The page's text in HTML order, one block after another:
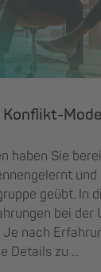
haben Sie
geübt. In
bei der
nach
Details zu ...